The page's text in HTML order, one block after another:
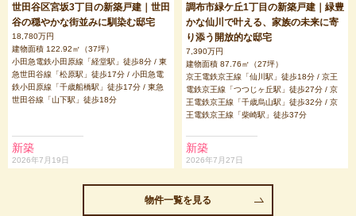
世田谷区宮坂3丁目の新築戸建｜世田
谷の穏やかな街並みに馴染む邸宅
18,780万円
建物面積 122.92㎡（37坪）
小田急電鉄小田原線「経堂駅」徒歩8分 / 東
急世田谷線「松原駅」徒歩17分 / 小田急電
鉄小田原線「千歳船橋駅」徒歩17分 / 東急
世田谷線「山下駅」徒歩18分
新築
2026年7月19日
調布市緑ケ丘1丁目の新築戸建｜緑豊
かな仙川で叶える、家族の未来に寄
り添う開放的な邸宅
7,390万円
建物面積 87.76㎡（27坪）
京王電鉄京王線「仙川駅」徒歩18分 / 京王
電鉄京王線「つつじヶ丘駅」徒歩27分 / 京
王電鉄京王線「千歳烏山駅」徒歩32分 / 京
王電鉄京王線「柴崎駅」徒歩37分
新築
2026年7月27日
物件一覧を見る